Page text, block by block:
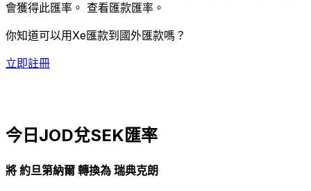
會獲得此匯率。 查看匯款匯率。
你知道可以用Xe匯款到國外匯款嗎？
立即註冊
今日JOD兌SEK匯率
將 約旦第納爾 轉換為 瑞典克朗